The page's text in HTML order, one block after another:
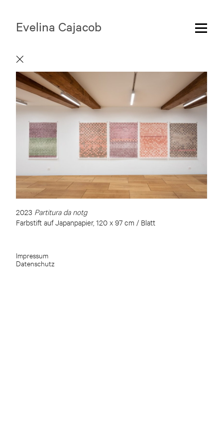
Evelina Cajacob
2023 Partitura da notg
Farbstift auf Japanpapier, 120 x 97 cm / Blatt
Impressum
Datenschutz